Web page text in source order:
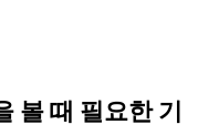
볼 때 필요한 기